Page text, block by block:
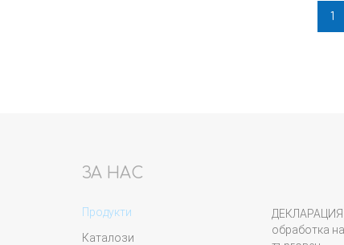
1
ЗА НАС
Продукти
Каталози
ДЕКЛАРАЦИЯ
обработка